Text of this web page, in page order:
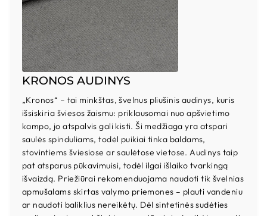
KRONOS AUDINYS
„Kronos“ – tai minkštas, švelnus pliušinis audinys, kuris
išsiskiria šviesos žaismu: priklausomai nuo apšvietimo
kampo, jo atspalvis gali kisti. Ši medžiaga yra atspari
saulės spinduliams, todėl puikiai tinka baldams,
stovintiems šviesiose ar saulėtose vietose. Audinys taip
pat atsparus pūkavimuisi, todėl ilgai išlaiko tvarkingą
išvaizdą. Priežiūrai rekomenduojama naudoti tik švelnias
apmušalams skirtas valymo priemones – plauti vandeniu
ar naudoti baliklius nereikėtų. Dėl sintetinės sudėties